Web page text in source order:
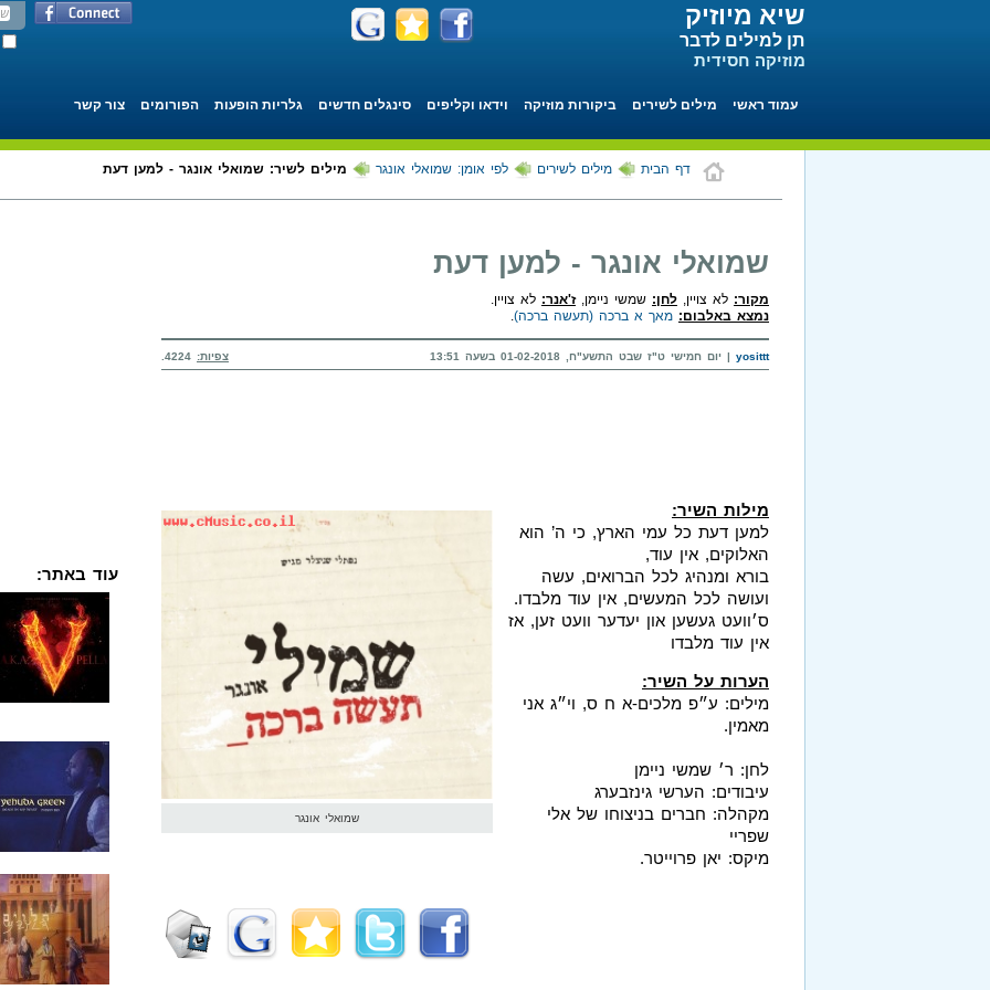
שיא מיוזיק
תן למילים לדבר
מוזיקה חסידית
עמוד ראשי מילים לשירים ביקורות מוזיקה וידאו וקליפים סינגלים חדשים גלריות הופעות הפורומים צור קשר
דף הבית מילים לשירים לפי אומן: שמואלי אונגר מילים לשיר: שמואלי אונגר - למען דעת
שמואלי אונגר - למען דעת
מקור: לא צויין, לחן: שמשי ניימן,ז'אנר: לא צויין.
נמצא באלבום: מאך א ברכה (תעשה ברכה)
yosittt | יום חמישי ט"ז שבט התשע"ח, 01-02-2018 בשעה 13:51 צפיות:
שמואלי אונגר
מילות השיר:
למען דעת כל עמי הארץ, כי ה’ הוא
האלוקים, אין עוד,
בורא ומנהיג לכל הברואים, עשה
ועושה לכל המעשים, אין עוד מלבדו.
ס׳וועט געשען און יעדער וועט זען, אז
אין עוד מלבדו
הערות על השיר:
מילים: ע״פ מלכים-א ח ס, וי״ג אני
מאמין.
לחן: ר׳ שמשי ניימן
עיבודים: הערשי גינזבערג
מקהלה: חברים בניצוחו של אלי
שפריי
מיקס: יאן פרוייטר.
עוד באתר: